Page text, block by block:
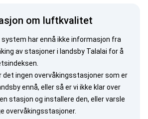
om luftkvalitet
system har ennå ikke informasjon fra
av stasjoner i landsby Talalai for å
det ingen overvåkingsstasjoner som er
ennå, eller så er vi ikke klar over
stasjon og installere den, ellervarsle
overvåkingsstasjoner.